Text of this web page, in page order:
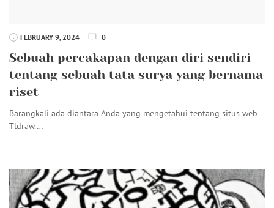
FEBRUARY 9, 2024 0
Sebuah percakapan dengan diri sendiri
tentang sebuah tata surya yang bernama
riset
Barangkali ada diantara Anda yang mengetahui tentang situs web
Tldraw.…